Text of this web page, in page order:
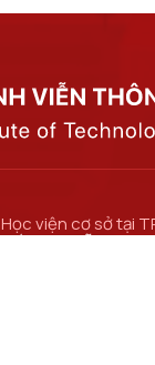
Học viện cơ sở tại
Số 11 Nguyễn Đình